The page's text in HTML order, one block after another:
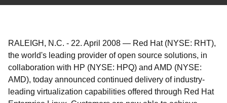
RALEIGH, N.C. - 22. April 2008 — Red Hat (NYSE: RHT),
the world's leading provider of open source solutions, in
collaboration with HP (NYSE: HPQ) and AMD (NYSE:
AMD), today announced continued delivery of industry-
leading virtualization capabilities offered through Red Hat